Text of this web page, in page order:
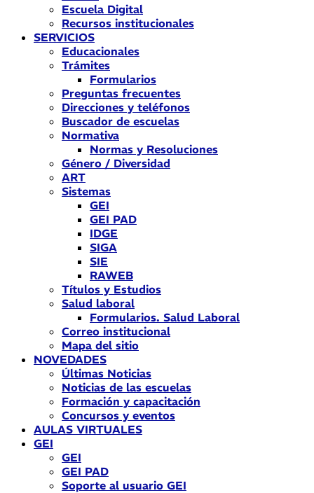
Escuela Digital
Recursos institucionales
SERVICIOS
Educacionales
Trámites
Formularios
Preguntas frecuentes
Direcciones y teléfonos
Buscador de escuelas
Normativa
Normas y Resoluciones
Género / Diversidad
ART
Sistemas
GEI
GEI PAD
IDGE
SIGA
SIE
RAWEB
Títulos y Estudios
Salud laboral
Formularios. Salud Laboral
Correo institucional
Mapa del sitio
NOVEDADES
Últimas Noticias
Noticias de las escuelas
Formación y capacitación
Concursos y eventos
AULAS VIRTUALES
GEI
GEI
GEI PAD
Soporte al usuario GEI